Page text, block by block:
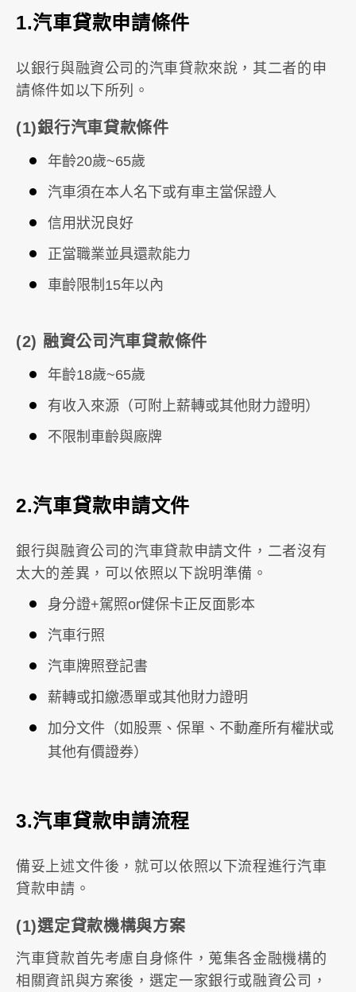
1.汽車貸款申請條件
以銀行與融資公司的汽車貸款來說，其二者的申
請條件如以下所列。
(1)銀行汽車貸款條件
年齡20歲~65歲
汽車須在本人名下或有車主當保證人
信用狀況良好
正當職業並具還款能力
車齡限制15年以內
(2) 融資公司汽車貸款條件
年齡18歲~65歲
有收入來源（可附上薪轉或其他財力證明）
不限制車齡與廠牌
2.汽車貸款申請文件
銀行與融資公司的汽車貸款申請文件，二者沒有
太大的差異，可以依照以下說明準備。
身分證+駕照or健保卡正反面影本
汽車行照
汽車牌照登記書
薪轉或扣繳憑單或其他財力證明
加分文件（如股票、保單、不動產所有權狀或
其他有價證券）
3.汽車貸款申請流程
備妥上述文件後，就可以依照以下流程進行汽車
貸款申請。
(1)選定貸款機構與方案
汽車貸款首先考慮自身條件，蒐集各金融機構的
相關資訊與方案後，選定一家銀行或融資公司，